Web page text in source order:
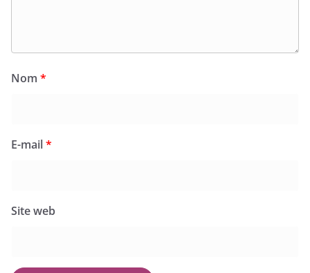
Nom *
E-mail*
Site web